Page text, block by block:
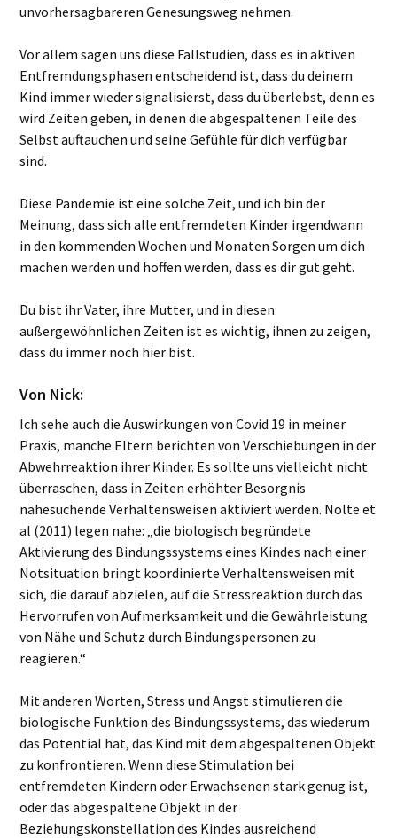
unvorhersagbareren Genesungsweg nehmen.
Vor allem sagen uns diese Fallstudien, dass es in aktiven
Entfremdungsphasen entscheidend ist, dass du deinem
Kind immer wieder signalisierst, dass du überlebst, denn es
wird Zeiten geben, in denen die abgespaltenen Teile des
Selbst auftauchen und seine Gefühle für dich verfügbar
sind.
Diese Pandemie ist eine solche Zeit, und ich bin der
Meinung, dass sich alle entfremdeten Kinder irgendwann
in den kommenden Wochen und Monaten Sorgen um dich
machen werden und hoffen werden, dass es dir gut geht.
Du bist ihr Vater, ihre Mutter, und in diesen
außergewöhnlichen Zeiten ist es wichtig, ihnen zu zeigen,
dass du immer noch hier bist.
Von Nick:
Ich sehe auch die Auswirkungen von Covid 19 in meiner
Praxis, manche Eltern berichten von Verschiebungen in der
Abwehrreaktion ihrer Kinder. Es sollte uns vielleicht nicht
überraschen, dass in Zeiten erhöhter Besorgnis
nähesuchende Verhaltensweisen aktiviert werden. Nolte et
al (2011) legen nahe: „die biologisch begründete
Aktivierung des Bindungssystems eines Kindes nach einer
Notsituation bringt koordinierte Verhaltensweisen mit
sich, die darauf abzielen, auf die Stressreaktion durch das
Hervorrufen von Aufmerksamkeit und die Gewährleistung
von Nähe und Schutz durch Bindungspersonen zu
reagieren.“
Mit anderen Worten, Stress und Angst stimulieren die
biologische Funktion des Bindungssystems, das wiederum
das Potential hat, das Kind mit dem abgespaltenen Objekt
zu konfrontieren. Wenn diese Stimulation bei
entfremdeten Kindern oder Erwachsenen stark genug ist,
oder das abgespaltene Objekt in der
Beziehungskonstellation des Kindes ausreichend